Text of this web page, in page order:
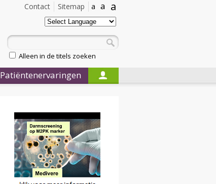
a
a
a
Sitemap
Contact
Alleen in de titels zoeken
Patiëntenervaringen